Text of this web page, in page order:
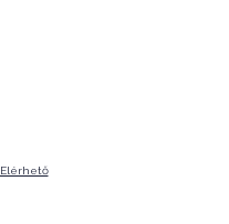
Elérhető